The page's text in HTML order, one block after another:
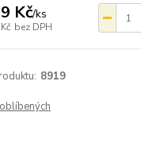
Kč/ks
bez DPH
8919